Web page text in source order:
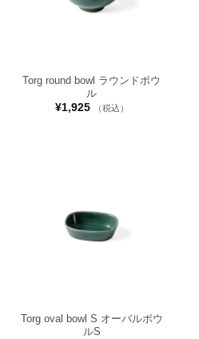
Torg round bowl ラウンドボウ
ル
¥1,925 （税込）
Torg oval bowl S オーバルボウ
ルS